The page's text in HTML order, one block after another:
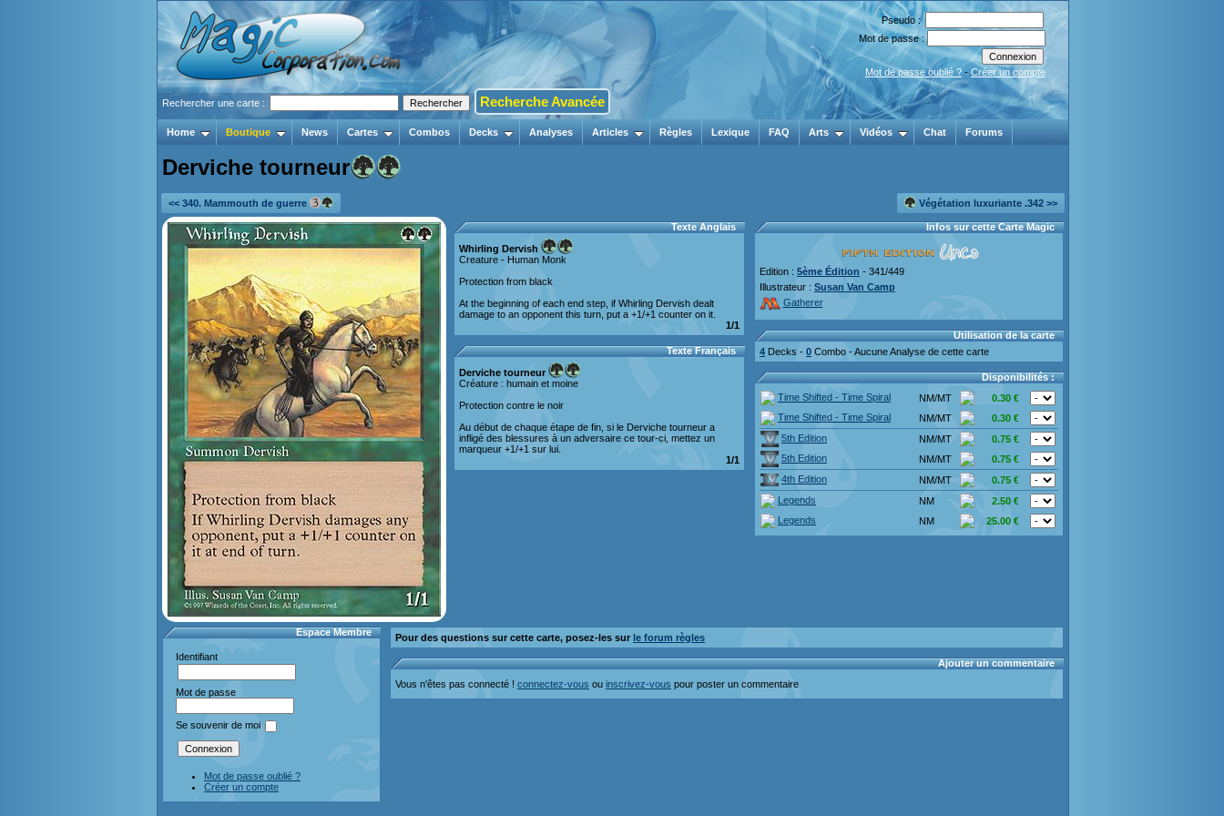
Pseudo :
Mot de passe :
Mot de passe oublié ? - Créer un compte
Rechercher une carte : Recherche Avancée
Home Boutique News Cartes Combos Decks Analyses Articles Règles Lexique FAQ Arts Vidéos Chat Forums
Derviche tourneur
<< 340. Mammouth de guerre Végétation luxuriante .342 >>
Texte Anglais
Whirling Dervish
Creature - Human Monk
Protection from black
At the beginning of each end step, if Whirling Dervish dealt
damage to an opponent this turn, put a +1/+1 counter on it.
1/1
Texte Français
Derviche tourneur
Créature : humain et moine
Protection contre le noir
Au début de chaque étape de fin, si le Derviche tourneur a
infligé des blessures à un adversaire ce tour-ci, mettez un
marqueur +1/+1 sur lui.
1/1
Infos sur cette Carte Magic
Edition : 5ème Édition - 341/449
Illustrateur : Susan Van Camp
Gatherer
Utilisation de la carte
4 Decks - 0 Combo - Aucune Analyse de cette carte
Disponibilités :
Time Shifted - Time Spiral
NM/MT
0.30 €
Time Shifted - Time Spiral
NM/MT
0.30 €
5th Edition
NM/MT
0.75 €
5th Edition
NM/MT
0.75 €
4th Edition
NM/MT
0.75 €
Legends
NM
2.50 €
Legends
NM 25.00 €
Espace Membre
Identifiant
Mot de passe
Se souvenir de moi
Mot de passe oublié ?
Créer un compte
Pour des questions sur cette carte, posez-les sur le forum règles
Ajouter un commentaire
Vous n'êtes pas connecté ! connectez-vous ou inscrivez-vous pour poster un commentaire